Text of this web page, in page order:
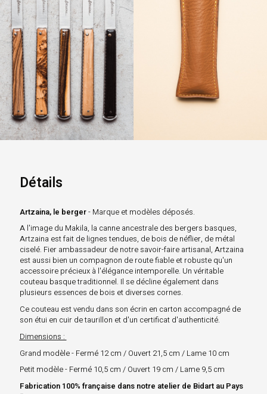
Détails
Artzaina, le berger- Marque et modèles déposés.
A l'image du Makila, la canne ancestrale des bergers basques,
Artzaina est fait de lignes tendues, de bois de néflier, de métal
ciselé. Fier ambassadeur de notre savoir-faire artisanal, Artzaina
est aussi bien un compagnon de route fiable et robuste qu'un
accessoire précieux à l'élégance intemporelle. Un véritable
couteau basque traditionnel. Il se décline également dans
plusieurs essences de bois et diverses cornes.
Ce couteau est vendu dans son écrin en carton accompagné de
son étui en cuir de taurillon et d'un certificat d'authenticité.
Dimensions :
Grand modèle - Fermé 12 cm / Ouvert 21,5 cm / Lame 10 cm
Petit modèle - Fermé 10,5 cm / Ouvert 19 cm / Lame 9,5 cm
Fabrication 100% française dans notre atelier de Bidart au Pays